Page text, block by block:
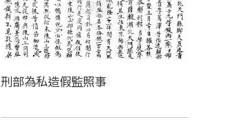
刑部為私造假監照事